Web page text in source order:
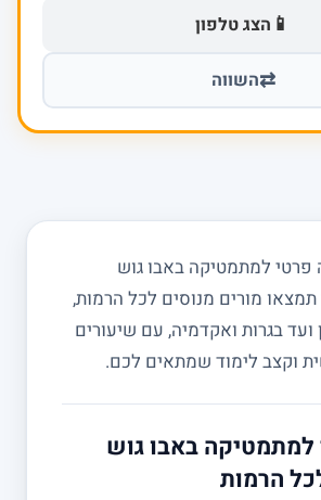
📱 הצג טלפון
⇄השווה
למתמטיקה באבו גוש
תמצאו מורים מנוסים לכל הרמות,
ועד בגרות ואקדמיה, עם שיעורים
וקצב לימוד שמתאים לכם.
למתמטיקה באבו גוש
הרמות